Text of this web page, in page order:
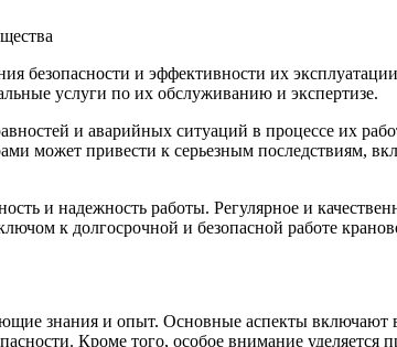
безопасности и эффективности их
услуги по их обслуживанию и экспертизе.
и аварийных ситуаций в процессе их
может привести к серьезным последствиям,
и надежность работы. Регулярное и
к долгосрочной и безопасной работе
знания и опыт. Основные аспекты включают в
Кроме того, особое внимание уделяется